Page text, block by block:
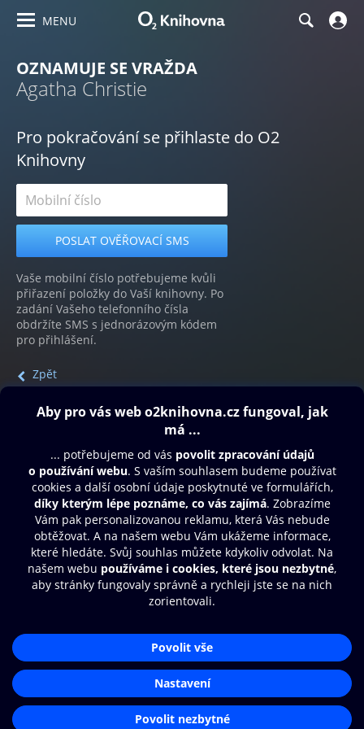
MENU
OZNAMUJE SE VRAŽDA
Agatha Christie
Pro pokračování se přihlaste do O2
Knihovny
Vaše mobilní číslo potřebujeme kvůli
přiřazení položky do Vaší knihovny. Po
zadání Vašeho telefonního čísla
obdržíte SMS s jednorázovým kódem
pro přihlášení.
Zpět
Obsah ke stažení
Moje O2 Knihovna
Další zábava
© O2 Czech Republic a.s.
Přístupnost
Zásady zpracování osobních údajů
Nastavení cookies
Aplikace O2 Knihovna
Čti a poslouchej své e-knihy a
audioknihy rychleji a pohodlněji.